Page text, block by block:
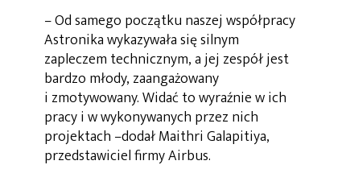
– Od samego początku naszej współpracy
Astronika wykazywała się silnym
zapleczem technicznym, a jej zespół jest
bardzo młody, zaangażowany
i zmotywowany. Widać to wyraźnie w ich
pracy i w wykonywanych przez nich
projektach –dodał Maithri Galapitiya,
przedstawiciel firmy Airbus.